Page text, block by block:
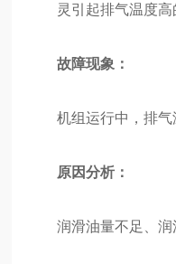
灵引起排气温度
故障现象：
机组运行中，排
原因分析：
润滑油量不足、润